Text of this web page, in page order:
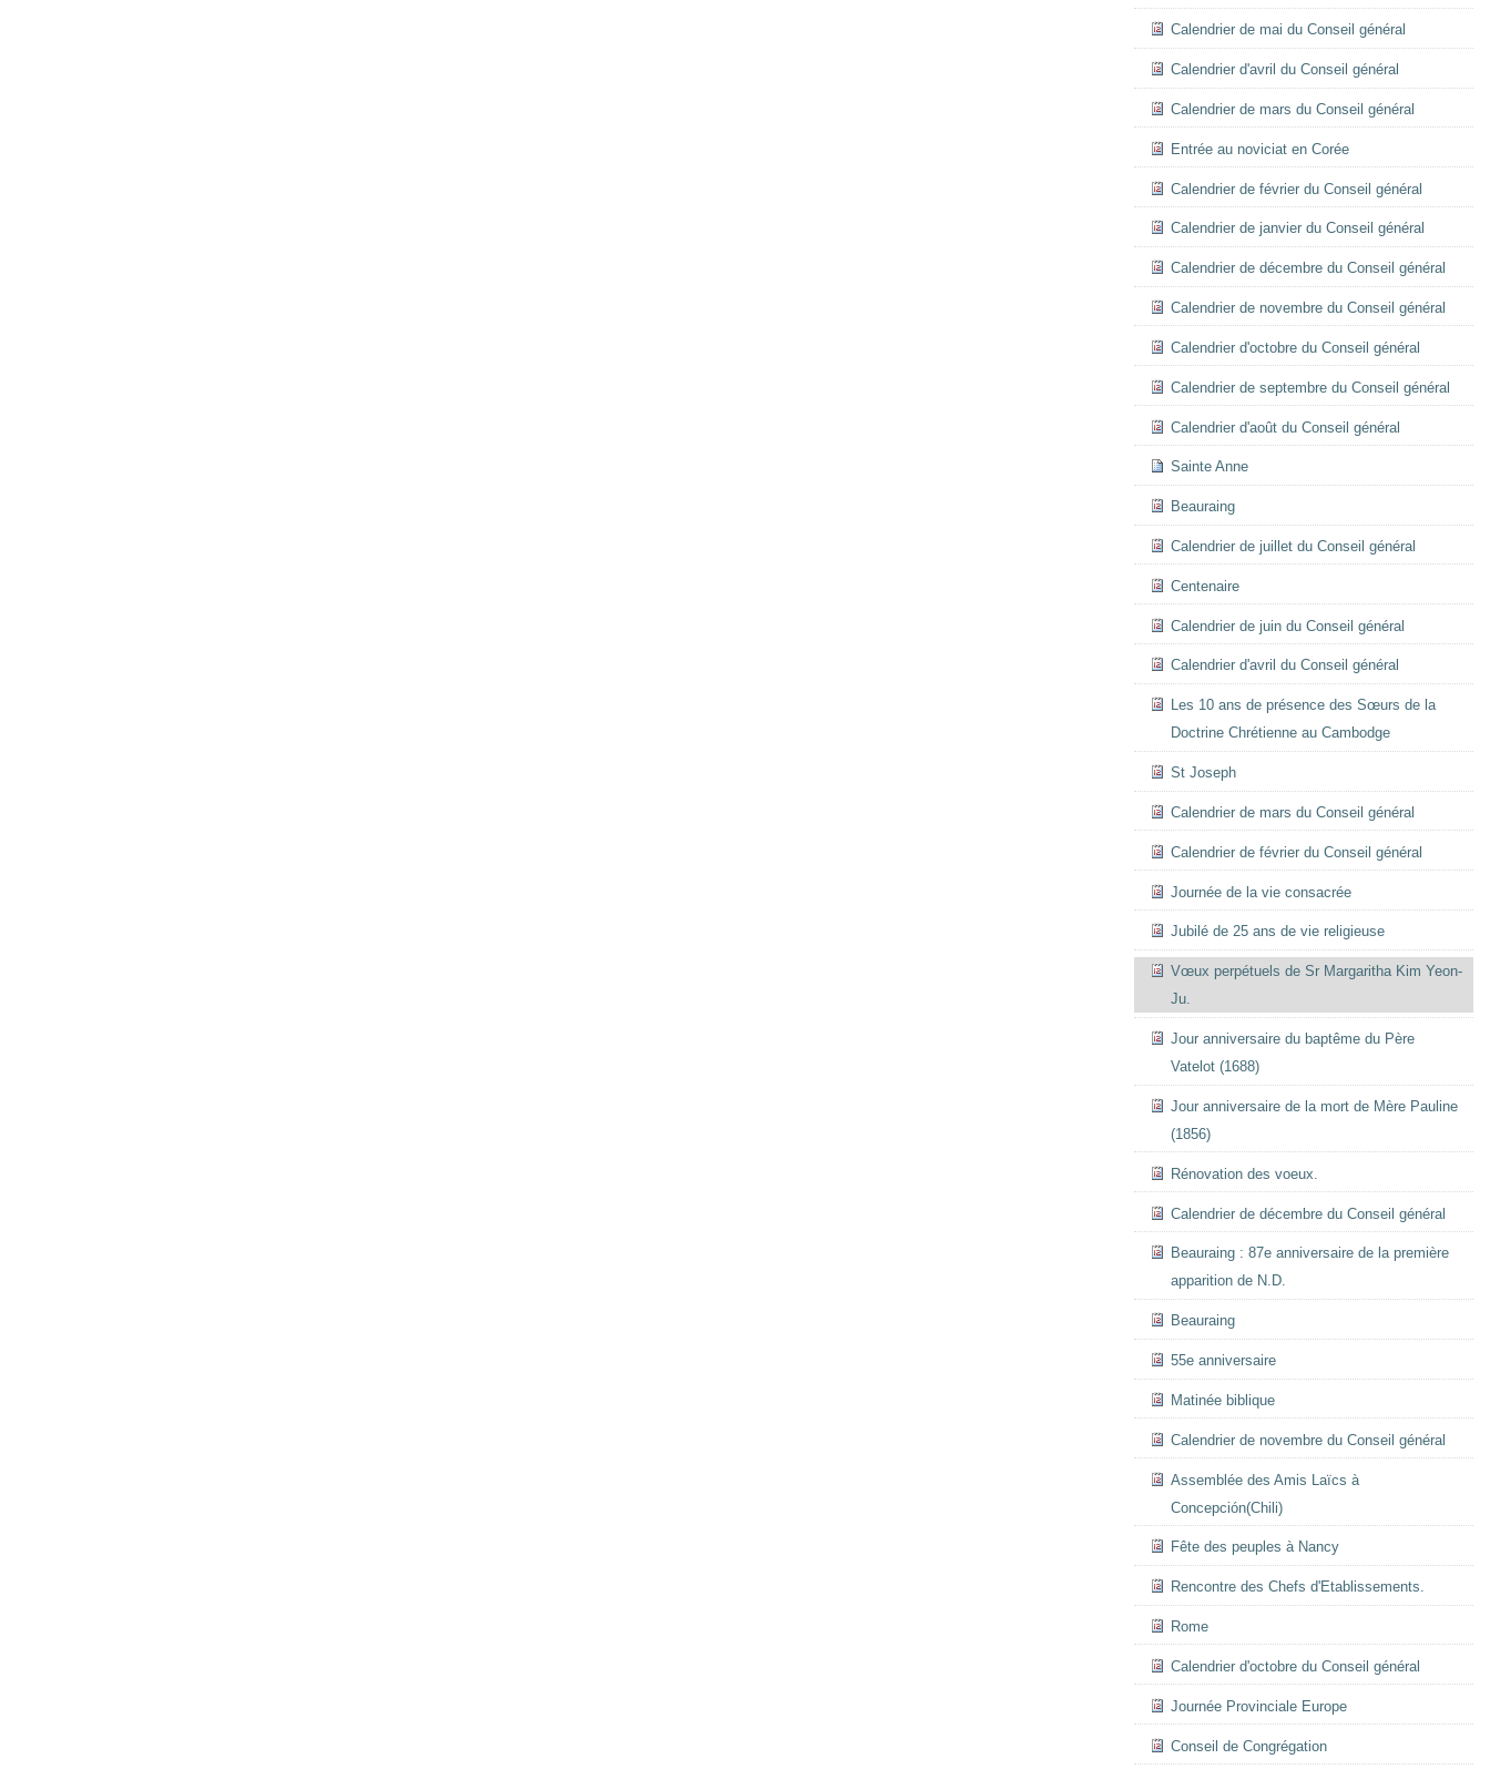
Calendrier de mai du Conseil général
Calendrier d'avril du Conseil général
Calendrier de mars du Conseil général
Entrée au noviciat en Corée
Calendrier de février du Conseil général
Calendrier de janvier du Conseil général
Calendrier de décembre du Conseil général
Calendrier de novembre du Conseil général
Calendrier d'octobre du Conseil général
Calendrier de septembre du Conseil général
Calendrier d'août du Conseil général
Sainte Anne
Beauraing
Calendrier de juillet du Conseil général
Centenaire
Calendrier de juin du Conseil général
Calendrier d'avril du Conseil général
Les 10 ans de présence des Sœurs de la
Doctrine Chrétienne au Cambodge
St Joseph
Calendrier de mars du Conseil général
Calendrier de février du Conseil général
Journée de la vie consacrée
Jubilé de 25 ans de vie religieuse
Vœux perpétuels de Sr Margaritha Kim Yeon-
Ju.
Jour anniversaire du baptême du Père
Vatelot (1688)
Jour anniversaire de la mort de Mère Pauline
(1856)
Rénovation des voeux.
Calendrier de décembre du Conseil général
Beauraing : 87e anniversaire de la première
apparition de N.D.
Beauraing
55e anniversaire
Matinée biblique
Calendrier de novembre du Conseil général
Assemblée des Amis Laïcs à
Concepción(Chili)
Fête des peuples à Nancy
Rencontre des Chefs d'Etablissements.
Rome
Calendrier d'octobre du Conseil général
Journée Provinciale Europe
Conseil de Congrégation